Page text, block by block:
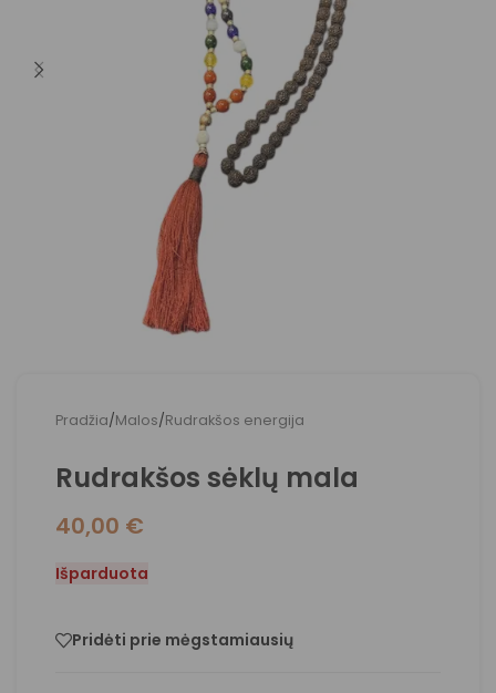
Pradžia/Malos/Rudrakšos energija
Rudrakšos sėklų mala
40,00 €
Išparduota
Pridėti prie mėgstamiausių